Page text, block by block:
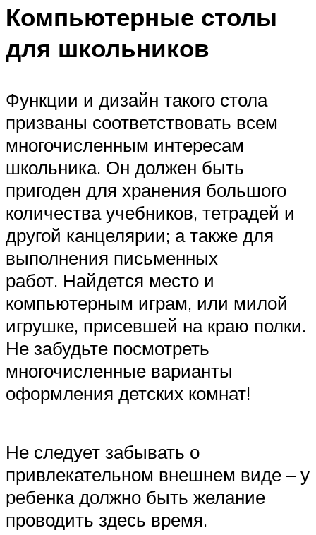
Компьютерные столы
для школьников
Функции и дизайн такого стола
призваны соответствовать всем
многочисленным интересам
школьника. Он должен быть
пригоден для хранения большого
количества учебников, тетрадей и
другой канцелярии; а также для
выполнения письменных
работ. Найдется место и
компьютерным играм, или милой
игрушке, присевшей на краю полки.
Не забудьте посмотреть
многочисленные варианты
оформления детских комнат!
Не следует забывать о
привлекательном внешнем виде – у
ребенка должно быть желание
проводить здесь время.